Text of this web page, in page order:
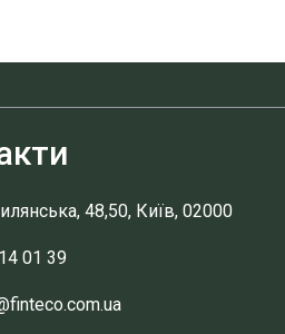
48,50, Київ, 02000
01 39